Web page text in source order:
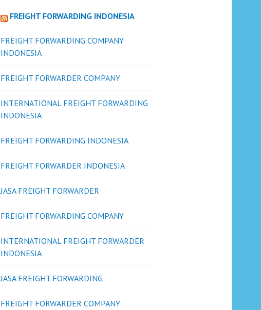
FREIGHT FORWARDING INDONESIA
FREIGHT FORWARDING COMPANY
INDONESIA
FREIGHT FORWARDER COMPANY
INTERNATIONAL FREIGHT FORWARDING
INDONESIA
FREIGHT FORWARDING INDONESIA
FREIGHT FORWARDER INDONESIA
JASA FREIGHT FORWARDER
FREIGHT FORWARDING COMPANY
INTERNATIONAL FREIGHT FORWARDER
INDONESIA
JASA FREIGHT FORWARDING
FREIGHT FORWARDER COMPANY